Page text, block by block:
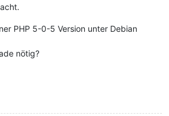
PHP 5-0-5 Version unter Debian
nötig?